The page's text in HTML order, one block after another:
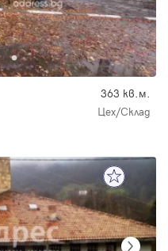
363 кв.м.
Цех/Склад